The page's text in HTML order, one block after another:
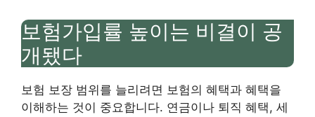
보험가입률 높이는 비결이 공
개됐다
보험 보장 범위를 늘리려면 보험의 혜택과 혜택을
이해하는 것이 중요합니다. 연금이나 퇴직 혜택, 세